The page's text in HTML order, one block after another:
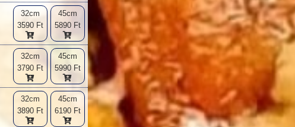
32cm
3590 Ft
45cm
5890 Ft
32cm
3790 Ft
45cm
5990 Ft
32cm
3890 Ft
45cm
6190 Ft